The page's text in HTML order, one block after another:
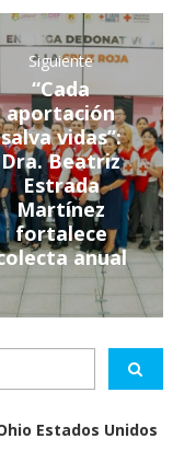
Siguiente
“Cada
aportación
salva vidas”:
Dra. Beatriz
Estrada
Martínez
fortalece
anual
Estados Unidos